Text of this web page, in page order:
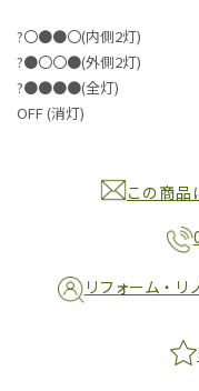
?〇●●〇(内側2灯)
?●〇〇●(外側2灯)
?●●●●(全灯)
OFF (消灯)
この商品
リフォーム・リ